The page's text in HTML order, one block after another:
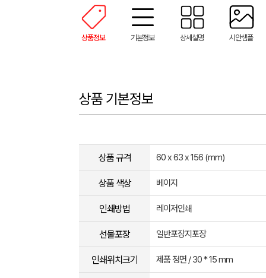
상품정보 기본정보 상세설명 시안샘플
상품 기본정보
상품 규격 60 x 63 x 156 (mm)
상품 색상 베이지
인쇄방법 레이저인쇄
선물포장 일반포장지포장
인쇄위치크기 제품 정면 / 30 * 15 mm